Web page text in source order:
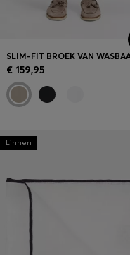
€ 159,95
Linnen